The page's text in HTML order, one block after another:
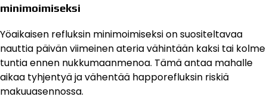
minimoimiseksi
Yöaikaisen refluksin minimoimiseksi on suositeltavaa
nauttia päivän viimeinen ateria vähintään kaksi tai kolme
tuntia ennen nukkumaanmenoa. Tämä antaa mahalle
aikaa tyhjentyä ja vähentää happorefluksin riskiä
makuuasennossa.